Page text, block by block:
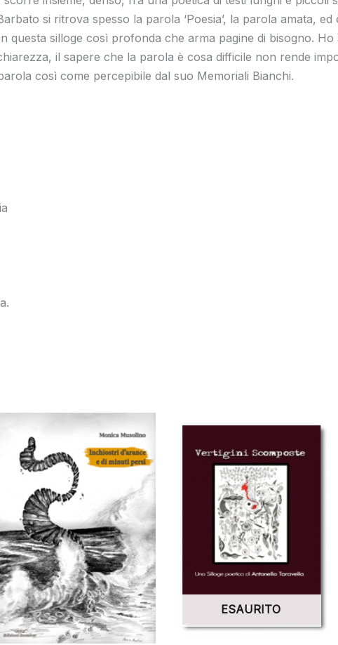
si ritrova spesso la parola ‘Poesia’, la parola amata,
questa silloge così profonda che arma pagine di bisogno.
il sapere che la parola è cosa difficile non rende
così come percepibile dal suo Memoriali Bianchi.
ESAURITO